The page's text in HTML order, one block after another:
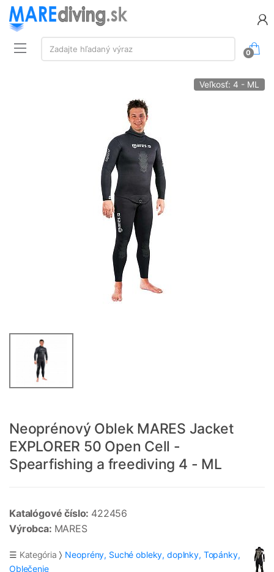
Vyhľadávanie:
Zadajte hľadaný výraz
0
Veľkosť: 4 - ML
Neoprénový Oblek MARES Jacket
EXPLORER 50 Open Cell -
Spearfishing a freediving 4 - ML
Katalógové číslo: 422456
Výrobca: MARES
☰ Kategória
Neoprény, Suché obleky, doplnky, Topánky,
Oblečenie